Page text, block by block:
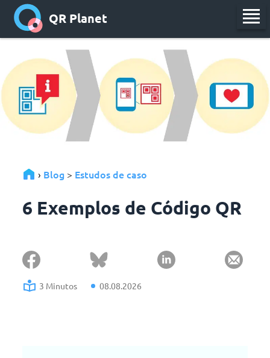
QR Planet
› Blog > Estudos de caso
6 Exemplos de Código QR
3 Minutos 08.08.2026